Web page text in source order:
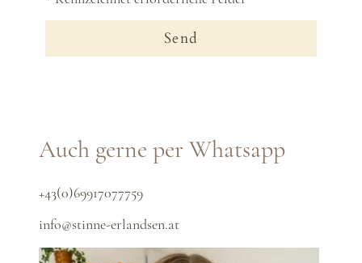
Send
Auch gerne per Whatsapp
+43(0)69917077759
info@stinne-erlandsen.at